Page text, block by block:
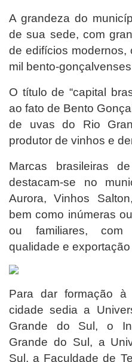
A grandeza do
de sua sede, com
de edifícios modernos,
mil bento-
O título de “capital
ao fato de Bento
de uvas do Rio
produtor de vinhos e
Marcas brasileiras
destacam-se no
Aurora, Vinhos
bem como inúmeras
ou familiares,
qualidade e
Para dar formação
cidade sedia a
Grande do Sul, o
Grande do Sul, a
Sul, a Faculdade de